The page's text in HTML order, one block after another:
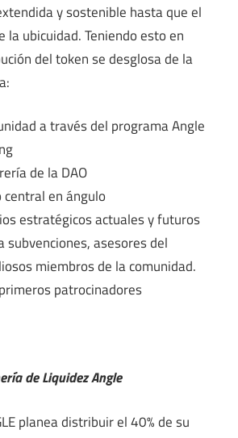
y sostenible hasta que el
la ubicuidad. Teniendo esto en
del token se desglosa de la
a través del programa Angle
de la DAO
central en ángulo
estratégicos actuales y futuros
subvenciones, asesores del
miembros de la comunidad.
patrocinadores
de Liquidez Angle
planea distribuir el 40% de su